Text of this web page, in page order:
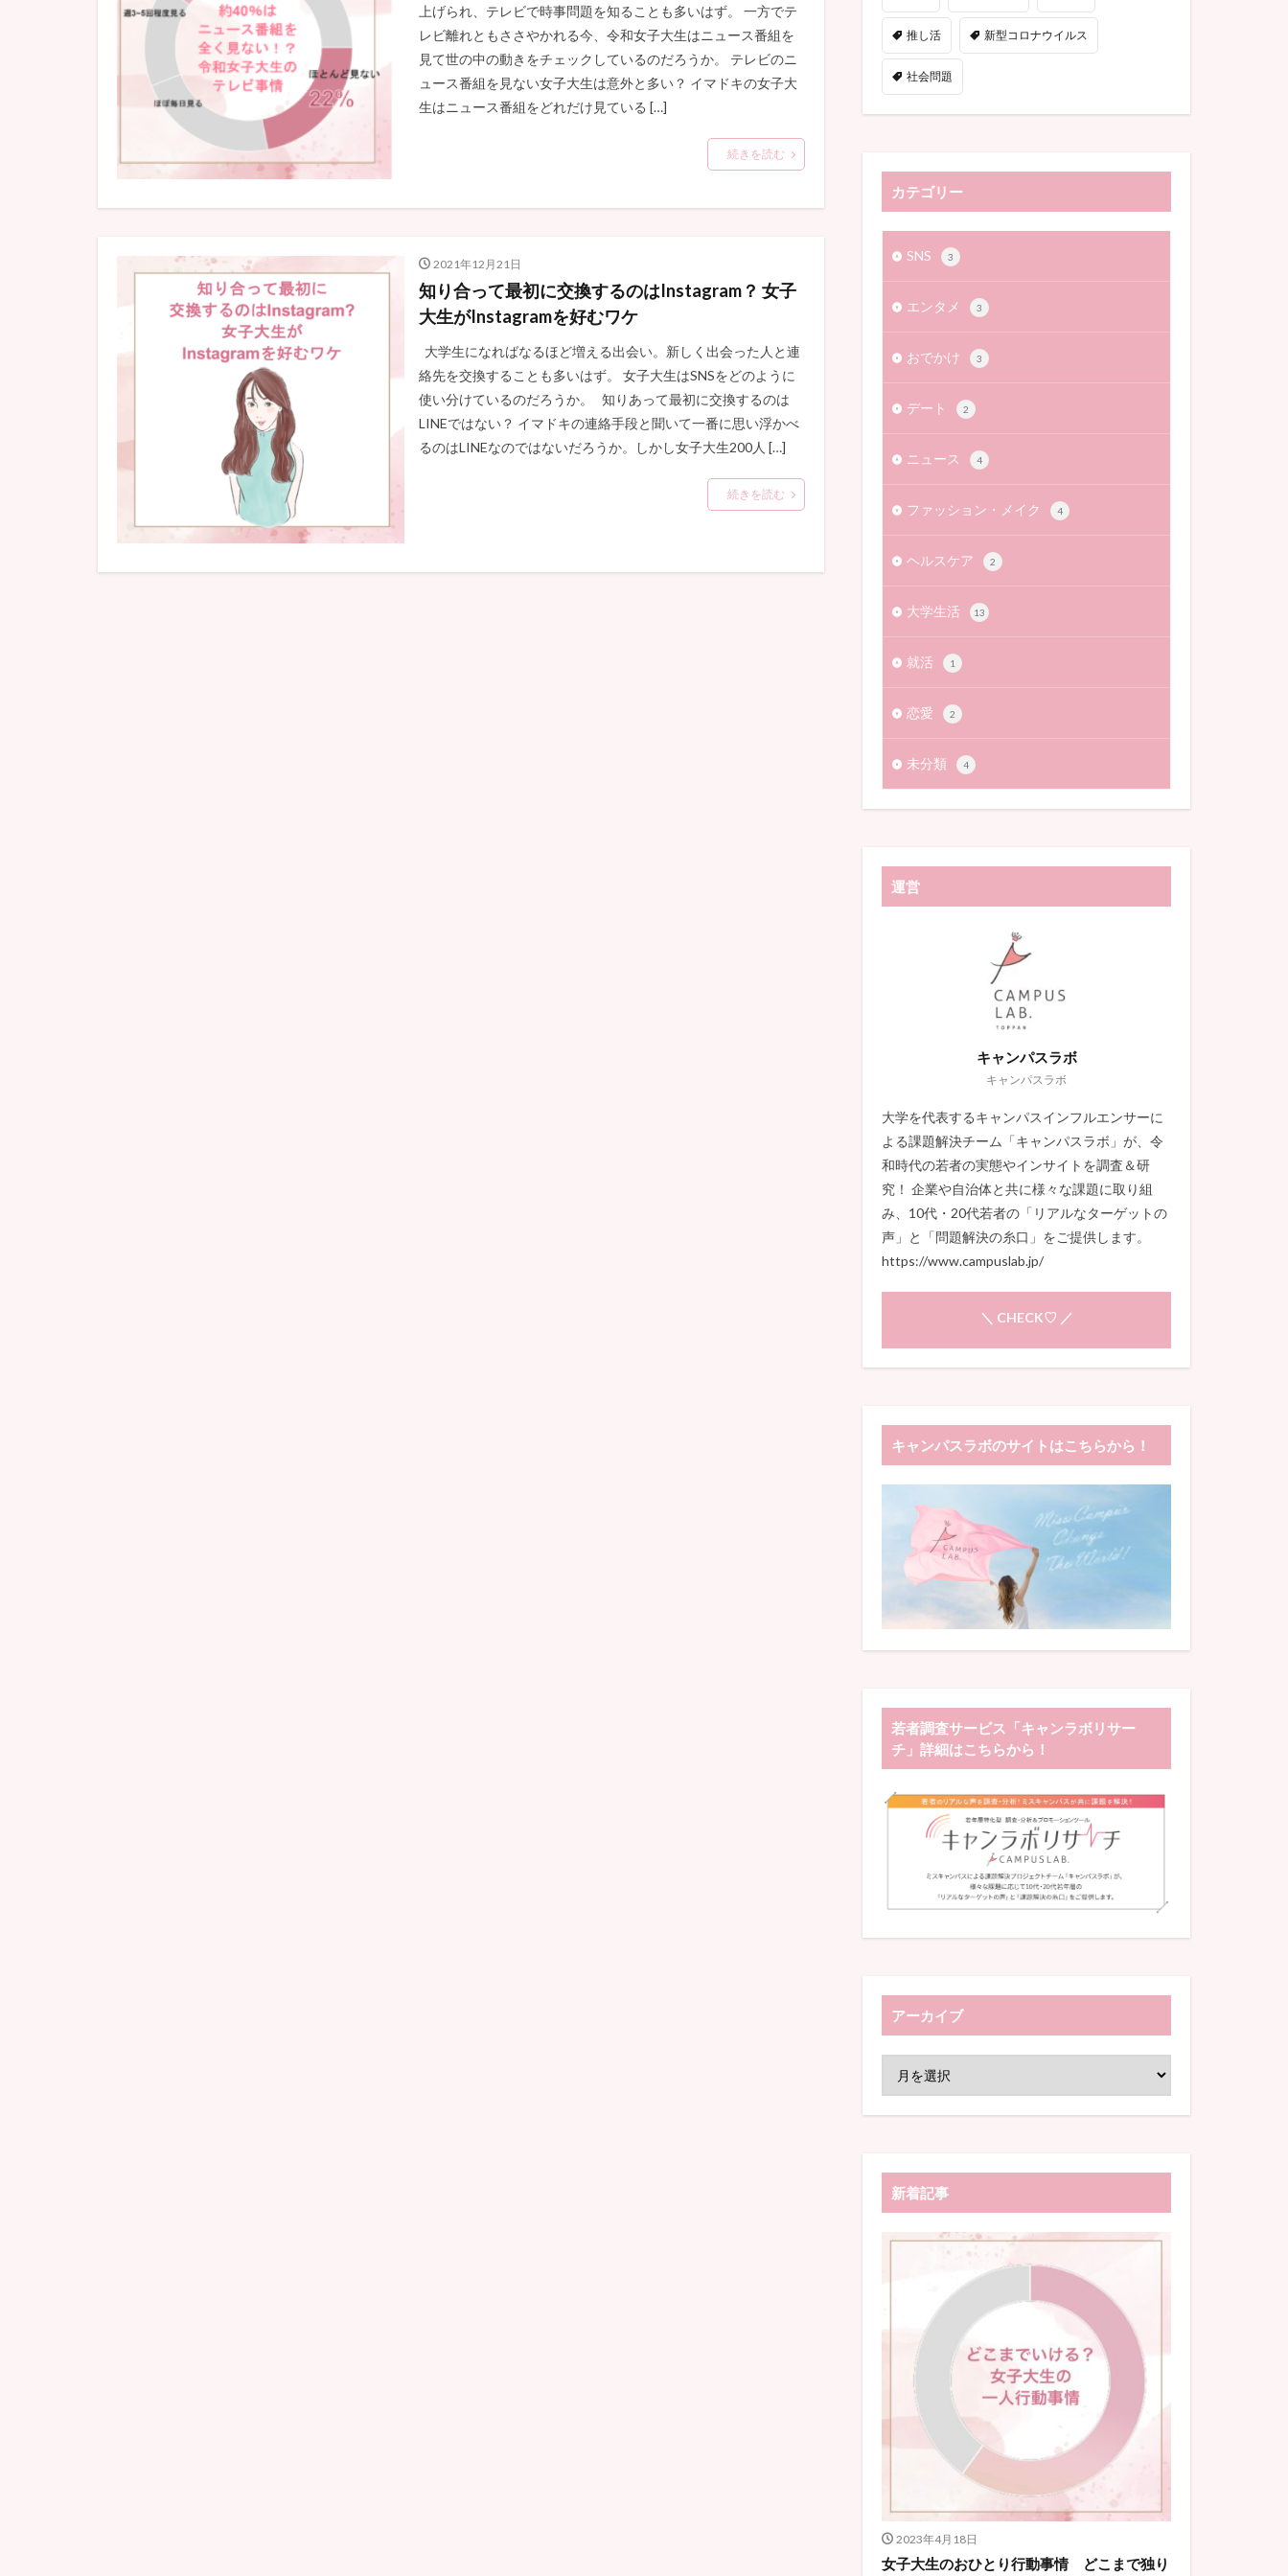
上げられ、テレビで時事問題を知ることも多いはず。 一方でテ
レビ離れともささやかれる今、令和女子大生はニュース番組を
見て世の中の動きをチェックしているのだろうか。 テレビのニ
ュース番組を見ない女子大生は意外と多い？ イマドキの女子大
生はニュース番組をどれだけ見ている […]
続きを読む
2021年12月21日
知り合って最初に交換するのはInstagram？ 女子
大生がInstagramを好むワケ
大学生になればなるほど増える出会い。新しく出会った人と連
絡先を交換することも多いはず。 女子大生はSNSをどのように
使い分けているのだろうか。 知りあって最初に交換するのは
LINEではない？ イマドキの連絡手段と聞いて一番に思い浮かべ
るのはLINEなのではないだろうか。しかし女子大生200人 […]
続きを読む
推し活 新型コロナウイルス
社会問題
カテゴリー
SNS 3
エンタメ 3
おでかけ 3
デート 2
ニュース 4
ファッション・メイク 4
ヘルスケア 2
大学生活 13
就活 1
恋愛 2
未分類 4
運営
キャンパスラボ
キャンパスラボ
大学を代表するキャンパスインフルエンサーに
よる課題解決チーム「キャンパスラボ」が、令
和時代の若者の実態やインサイトを調査＆研
究！ 企業や自治体と共に様々な課題に取り組
み、10代・20代若者の「リアルなターゲットの
声」と「問題解決の糸口」をご提供します。
https://www.campuslab.jp/
＼ CHECK♡ ／
キャンパスラボのサイトはこちらから！
若者調査サービス「キャンラボリサー
チ」詳細はこちらから！
アーカイブ
新着記事
2023年4月18日
女子大生のおひとり行動事情 どこまで独り